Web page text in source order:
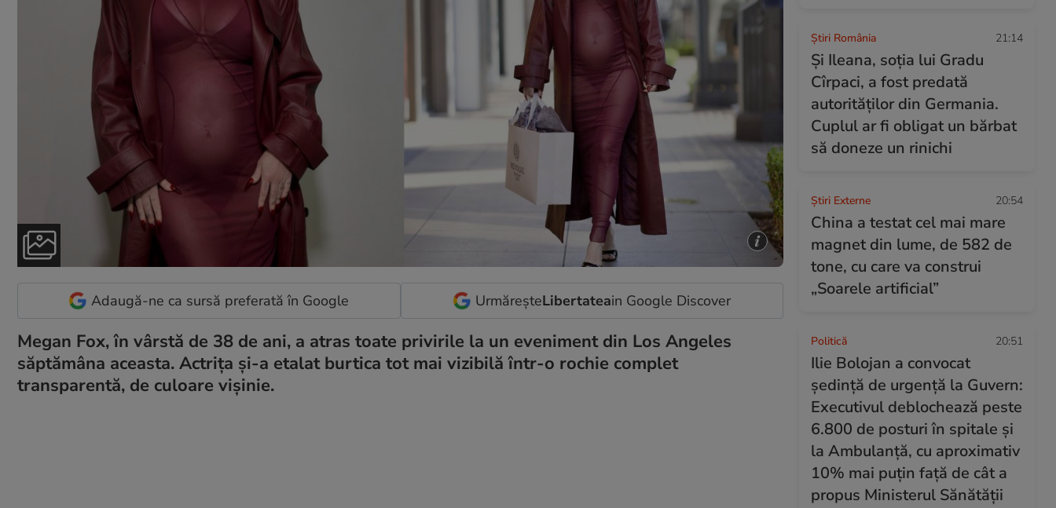
Adaugă-ne ca sursă preferată în Google UrmăreșteLibertateain Google Discover
Megan Fox, în vârstă de 38 de ani, a atras toate privirile la un eveniment din Los Angeles
săptămâna aceasta. Actrița și-a etalat burtica tot mai vizibilă într-o rochie complet
transparentă, de culoare vișinie.
Știri România 21:14
Și Ileana, soţia lui Gradu
Cîrpaci, a fost predată
autorităţilor din Germania.
Cuplul ar fi obligat un bărbat
să doneze un rinichi
Știri Externe 20:54
China a testat cel mai mare
magnet din lume, de 582 de
tone, cu care va construi
„Soarele artificial”
Politică 20:51
Ilie Bolojan a convocat
ședință de urgență la Guvern:
Executivul deblochează peste
6.800 de posturi în spitale și
la Ambulanță, cu aproximativ
10% mai puțin față de cât a
propus Ministerul Sănătății